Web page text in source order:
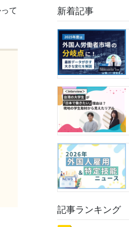
て 新着記事
記事ランキング